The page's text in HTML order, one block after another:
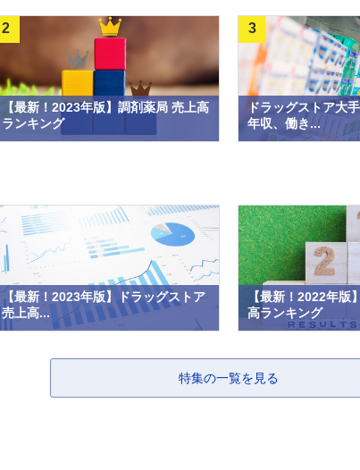
【最新！2023年版】調剤薬局 売上高
ランキング
2
ドラッグストア大
年収、働き...
3
【最新！2023年版】ドラッグストア
売上高...
【最新！2022年
高ランキング
特集の一覧を見る